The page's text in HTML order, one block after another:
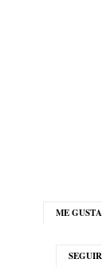
ME GUSTA
SEGUIR